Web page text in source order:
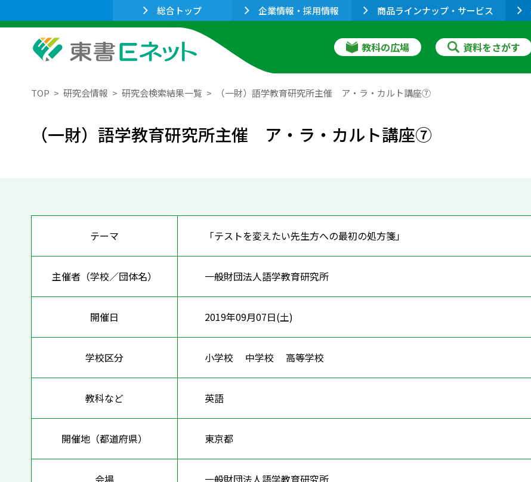
総合トップ 企業情報・採用情報 商品ラインナップ・サービス
教科の広場 資料をさがす
TOP 研究会情報 研究会検索結果一覧 （一財）語学教育研究所主催 ア・ラ・カルト講座⑦
（一財）語学教育研究所主催 ア・ラ・カルト講座⑦
テーマ 「テストを変えたい先生方への最初の処方箋」
主催者（学校／団体名） 一般財団法人語学教育研究所
開催日 2019年09月07日(土)
学校区分 小学校 中学校 高等学校
教科など 英語
開催地（都道府県） 東京都
会場
一般財団法人語学教育研究所